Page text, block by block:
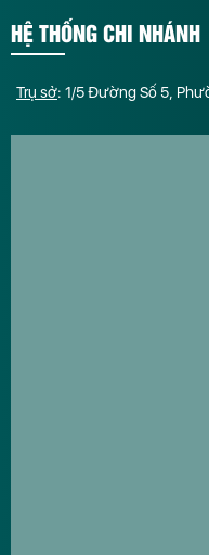
HỆ THỐNG CHI NHÁNH
Trụ sở: 1/5 Đường Số 5,